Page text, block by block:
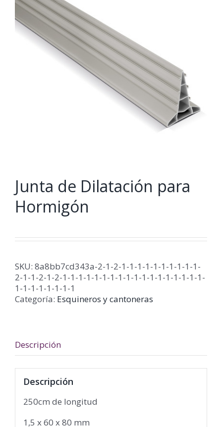
Junta de Dilatación para
Hormigón
SKU: 8a8bb7cd343a-2-1-2-1-1-1-1-1-1-1-1-1-1-
2-1-1-2-1-2-1-1-1-1-1-1-1-1-1-1-1-1-1-1-1-1-1-1-
1-1-1-1-1-1-1-1
Categoría: Esquineros y cantoneras
Descripción
Descripción
250cm de longitud
1,5 x 60 x 80 mm